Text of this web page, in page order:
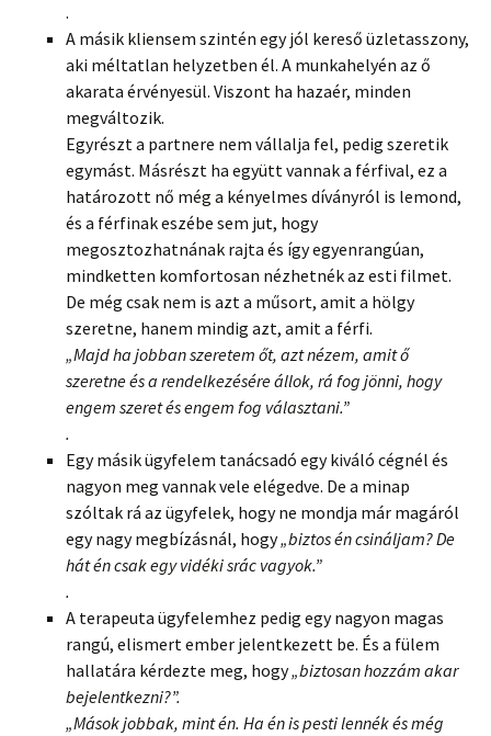
.
A másik kliensem szintén egy jól kereső üzletasszony,
aki méltatlan helyzetben él. A munkahelyén az ő
akarata érvényesül. Viszont ha hazaér, minden
megváltozik.
Egyrészt a partnere nem vállalja fel, pedig szeretik
egymást. Másrészt ha együtt vannak a férfival, ez a
határozott nő még a kényelmes díványról is lemond,
és a férfinak eszébe sem jut, hogy
megosztozhatnának rajta és így egyenrangúan,
mindketten komfortosan nézhetnék az esti filmet.
De még csak nem is azt a műsort, amit a hölgy
szeretne, hanem mindig azt, amit a férfi.
„Majd ha jobban szeretem őt, azt nézem, amit ő
szeretne és a rendelkezésére állok, rá fog jönni, hogy
engem szeret és engem fog választani.”
.
Egy másik ügyfelem tanácsadó egy kiváló cégnél és
nagyon meg vannak vele elégedve. De a minap
szóltak rá az ügyfelek, hogy ne mondja már magáról
egy nagy megbízásnál, hogy„biztos én csináljam? De
hát én csak egy vidéki srác vagyok.”
.
A terapeuta ügyfelemhez pedig egy nagyon magas
rangú, elismert ember jelentkezett be. És a fülem
hallatára kérdezte meg, hogy„biztosan hozzám akar
bejelentkezni?”.
„Mások jobbak, mint én. Ha én is pesti lennék és még